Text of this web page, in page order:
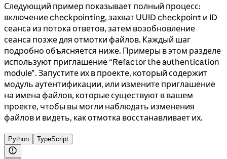
Следующий пример показывает полный процесс:
включение checkpointing, захват UUID checkpoint и ID
сеанса из потока ответов, затем возобновление
сеанса позже для отмотки файлов. Каждый шаг
подробно объясняется ниже. Примеры в этом разделе
используют приглашение “Refactor the authentication
module”. Запустите их в проекте, который содержит
модуль аутентификации, или измените приглашение
на имена файлов, которые существуют в вашем
проекте, чтобы вы могли наблюдать изменения
файлов и видеть, как отмотка восстанавливает их.
Python TypeScript